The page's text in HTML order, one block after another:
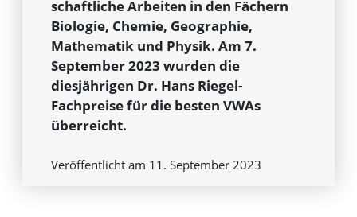
schaft­liche Arbeiten in den Fächern
Biologie, Chemie, Geographie,
Mathematik und Physik. Am 7.
September 2023 wurden die
diesjährigen Dr. Hans Riegel-
Fachpreise für die besten VWAs
überreicht.
Veröffentlicht am 11. September 2023